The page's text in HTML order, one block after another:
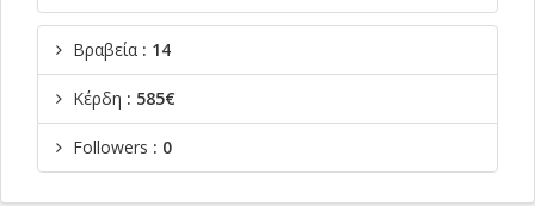
Βραβεία : 14
Κέρδη : 585€
Followers : 0